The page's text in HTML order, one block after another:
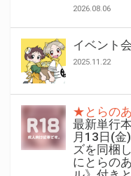
2026.08.06
イベント
2025.11.22
★とらの
最新単行
月13日(金
ズを同梱
にとらの